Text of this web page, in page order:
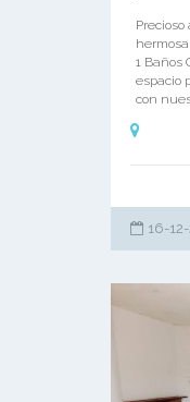
1 Baños
espacio
con
16-